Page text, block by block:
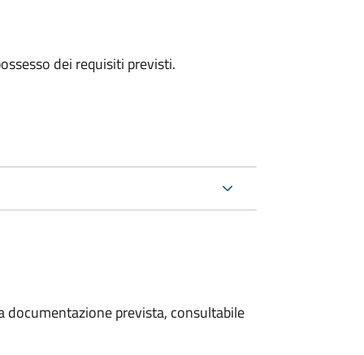
dei requisiti previsti.
prevista, consultabile